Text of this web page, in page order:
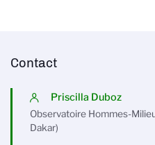
Contact
Priscilla Duboz
Observatoire Hommes-
Dakar)